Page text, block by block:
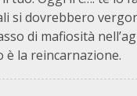
si dovrebbero
di mafiosità
è la reincarnazione.